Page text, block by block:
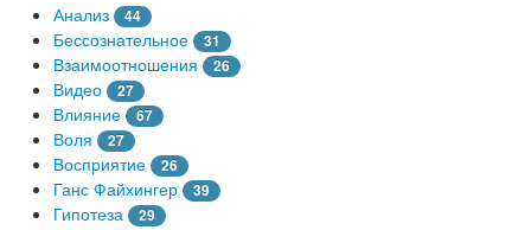
Анализ 44
Бессознательное 31
Взаимоотношения 26
Видео 27
Влияние 67
Воля 27
Восприятие 26
Ганс Файхингер 39
Гипотеза 29